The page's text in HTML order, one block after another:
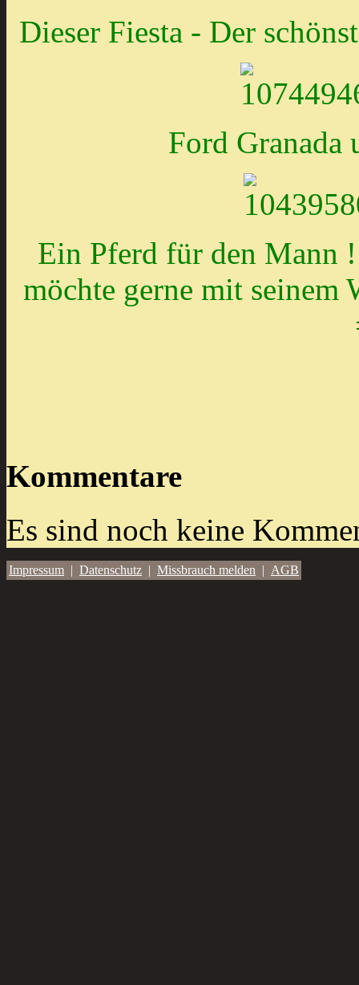
Dieser Fiesta - Der
Ford Granada
Ein Pferd für den Mann
möchte gerne mit seinem
Kommentare
Es sind noch keine
Impressum | Datenschutz | Missbrauch melden | AGB